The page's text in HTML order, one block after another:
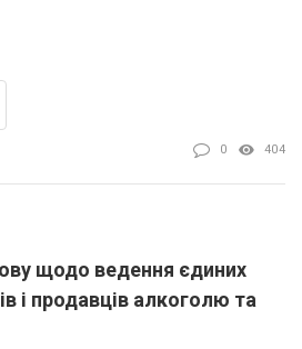
0 404
щодо ведення єдиних
і продавців алкоголю та